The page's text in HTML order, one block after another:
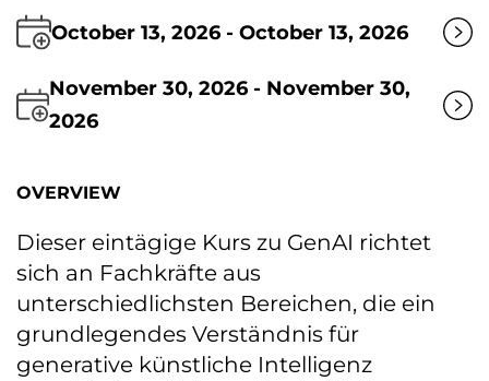
October 13, 2026 - October 13, 2026
November 30, 2026 - November 30,
2026
OVERVIEW
Dieser eintägige Kurs zu GenAI richtet
sich an Fachkräfte aus
unterschiedlichsten Bereichen, die ein
grundlegendes Verständnis für
generative künstliche Intelligenz